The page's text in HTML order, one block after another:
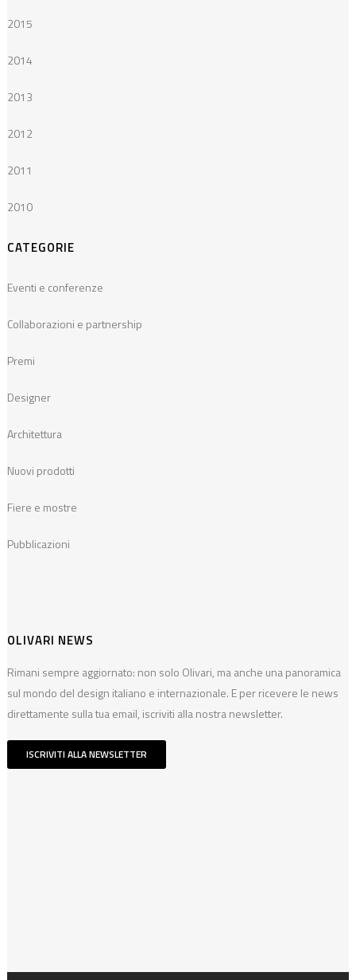
2015
2014
2013
2012
2011
2010
CATEGORIE
Eventi e conferenze
Collaborazioni e partnership
Premi
Designer
Architettura
Nuovi prodotti
Fiere e mostre
Pubblicazioni
OLIVARI NEWS
Rimani sempre aggiornato: non solo Olivari, ma anche una panoramica
sul mondo del design italiano e internazionale. E per ricevere le news
direttamente sulla tua email, iscriviti alla nostra newsletter.
ISCRIVITI ALLA NEWSLETTER